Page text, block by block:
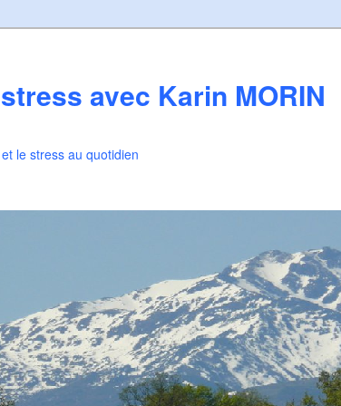
avec Karin MORIN
le stress au quotidien